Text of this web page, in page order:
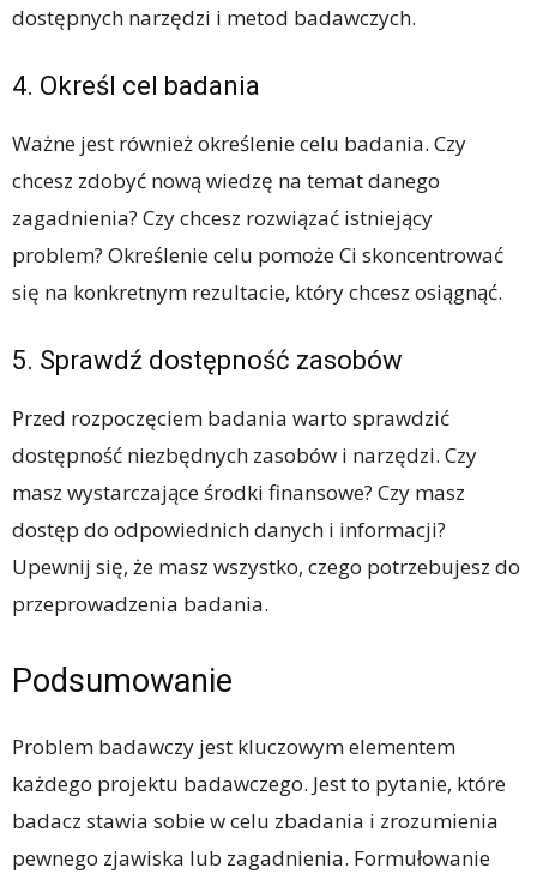
dostępnych narzędzi i metod badawczych.
4. Określ cel badania
Ważne jest również określenie celu badania. Czy
chcesz zdobyć nową wiedzę na temat danego
zagadnienia? Czy chcesz rozwiązać istniejący
problem? Określenie celu pomoże Ci skoncentrować
się na konkretnym rezultacie, który chcesz osiągnąć.
5. Sprawdź dostępność zasobów
Przed rozpoczęciem badania warto sprawdzić
dostępność niezbędnych zasobów i narzędzi. Czy
masz wystarczające środki finansowe? Czy masz
dostęp do odpowiednich danych i informacji?
Upewnij się, że masz wszystko, czego potrzebujesz do
przeprowadzenia badania.
Podsumowanie
Problem badawczy jest kluczowym elementem
każdego projektu badawczego. Jest to pytanie, które
badacz stawia sobie w celu zbadania i zrozumienia
pewnego zjawiska lub zagadnienia. Formułowanie